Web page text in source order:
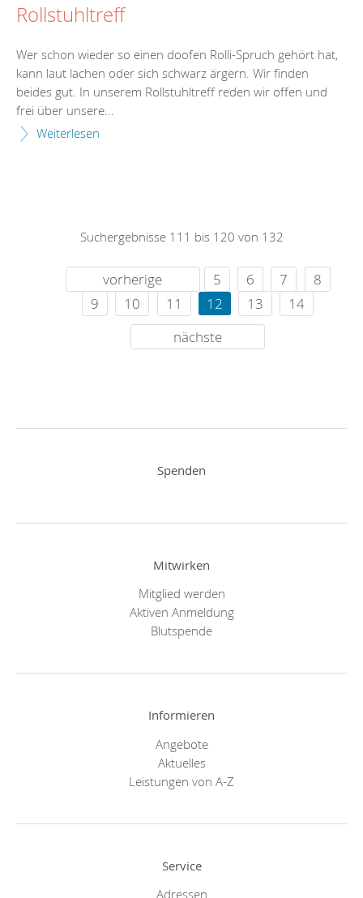
Rollstuhltreff
Wer schon wieder so einen doofen Rolli-Spruch gehört hat,
kann laut lachen oder sich schwarz ärgern. Wir finden
beides gut. In unserem Rollstuhltreff reden wir offen und
frei über unsere...
Weiterlesen
Suchergebnisse 111 bis 120 von 132
vorherige 5 6 7
8
9
10 11 12 13
14
nächste
Spenden
Mitwirken
Mitglied werden
Aktiven Anmeldung
Blutspende
Informieren
Angebote
Aktuelles
Leistungen von A-Z
Service
Adressen